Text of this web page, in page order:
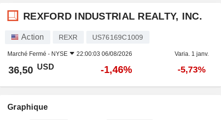
REXFORD INDUSTRIAL REALTY, INC.
Action REXR US76169C1009
Marché Fermé - NYSE 22:00:03 06/08/2026 Varia. 1 janv.
36,50 USD -1,46% -5,73%
Graphique